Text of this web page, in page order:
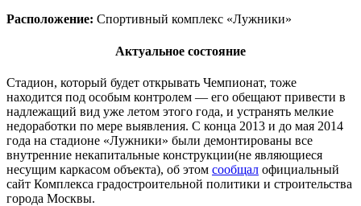
Расположение: Спортивный комплекс «Лужники»
Актуальное состояние
Стадион, который будет открывать Чемпионат, тоже
находится под особым контролем — его обещают привести в
надлежащий вид уже летом этого года, и устранять мелкие
недоработки по мере выявления. С конца 2013 и до мая 2014
года на стадионе «Лужники» были демонтированы все
внутренние некапитальные конструкции(не являющиеся
несущим каркасом объекта), об этом сообщал официальный
сайт Комплекса градостроительной политики и строительства
города Москвы.